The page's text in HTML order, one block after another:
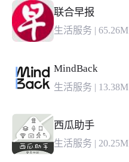
联合早报
生活服务 | 65.26M
MindBack
生活服务 | 13.38M
西瓜助手
生活服务 | 20.25M